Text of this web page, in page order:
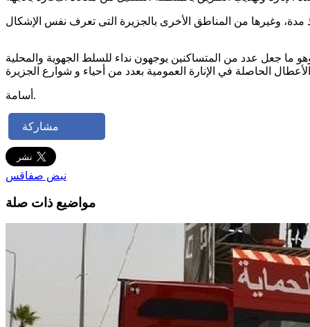
ما جعل عدد من المتساكنين يوجهون نداء للسلط الجهوية والمحلية
أسامة.
مشاركة
نبض صفاقس
مواضيع ذات صلة